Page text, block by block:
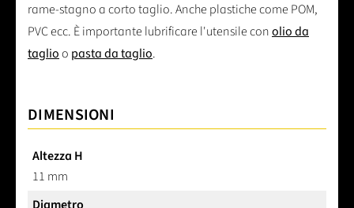
rame-stagno a corto taglio. Anche plastiche come POM,
PVC ecc. È importante lubrificare l'utensile conolio da
taglioo pasta da taglio.
DIMENSIONI
Altezza H
11 mm